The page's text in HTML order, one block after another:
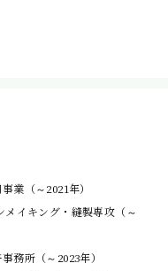
業（～2021年）
イキング・縫製専攻（～
務所（～2023年）